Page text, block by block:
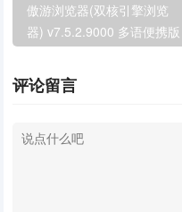
傲游浏览器(双核引擎浏览
器) v7.5.2.9000 多语便携版
评论留言